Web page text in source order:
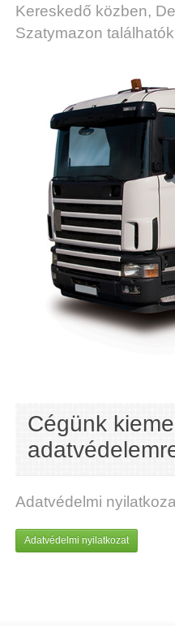
Kereskedő közben,
Szatymazon
Cégünk
Adatvédelmi
Adatvédelmi nyilatkozat